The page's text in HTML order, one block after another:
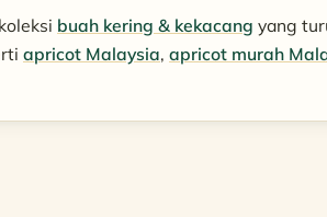
buah kering & kekacang yang
apricot Malaysia, apricot murah